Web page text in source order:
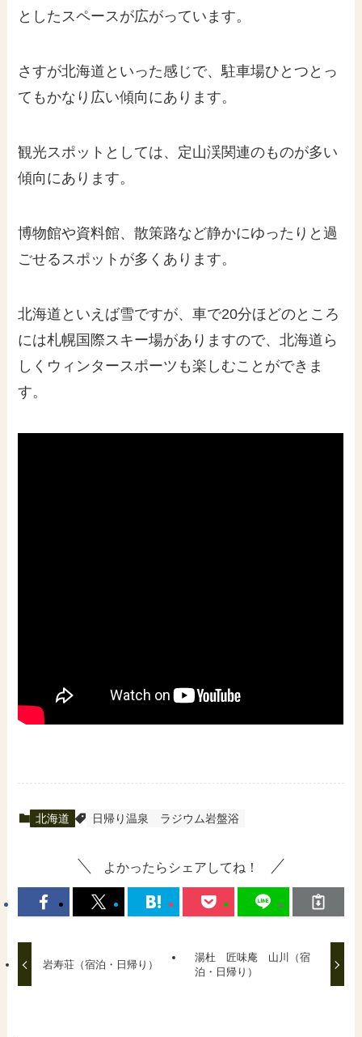
としたスペースが広がっています。
さすが北海道といった感じで、駐車場ひとつとっ
てもかなり広い傾向にあります。
観光スポットとしては、定山渓関連のものが多い
傾向にあります。
博物館や資料館、散策路など静かにゆったりと過
ごせるスポットが多くあります。
北海道といえば雪ですが、車で20分ほどのところ
には札幌国際スキー場がありますので、北海道ら
しくウィンタースポーツも楽しむことができま
す。
北海道 日帰り温泉 ラジウム岩盤浴
よかったらシェアしてね！
岩寿荘（宿泊・日帰り）
湯杜 匠味庵 山川（宿
泊・日帰り）